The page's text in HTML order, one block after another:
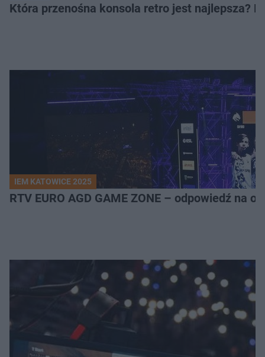
Która przenośna konsola retro jest najlepsza?
IEM KATOWICE 2025
RTV EURO AGD GAME ZONE – odpowiedź na